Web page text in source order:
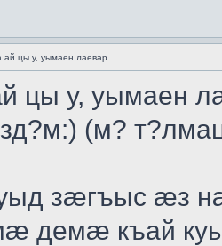
ай цы у, уымаен лаевар
цы у, уымаен
(м?
зæгъыс æз
демæ къай